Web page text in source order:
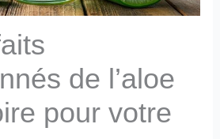
de l’aloe
pour votre